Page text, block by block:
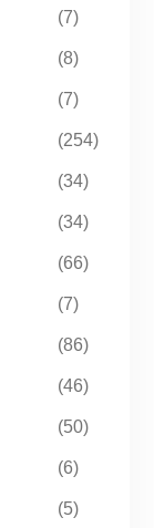
(7)
(8)
(7)
(254)
(34)
(34)
(66)
(7)
(86)
(46)
(50)
(6)
(5)